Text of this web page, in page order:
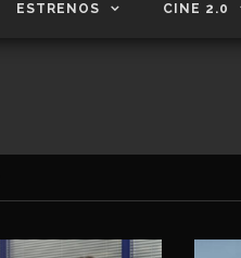
ESTRENOS CINE 2.0